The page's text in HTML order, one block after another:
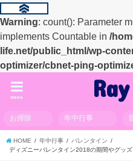
Warning: count(): Parameter
implements Countable in /
life.net/public_html/wp-
optimizer/cbnet-ping-
menu
お掃除 年中行事
HOME 年中行事
バレンタイン
ディズニーバレンタイン2018の期間やグッ